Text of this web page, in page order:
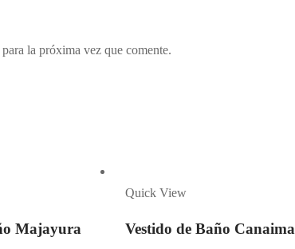
la próxima vez que comente.
Majayura
Quick View
Vestido de Baño Canaima